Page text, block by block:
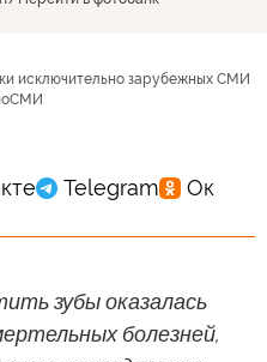
исключительно зарубежных СМИ
зубы оказалась
болезней,